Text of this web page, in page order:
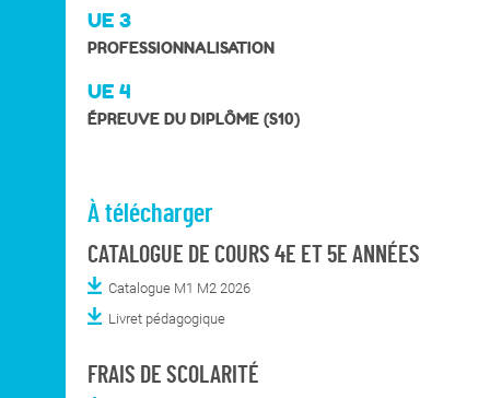
UE 3
PROFESSIONNALISATION
UE 4
ÉPREUVE DU DIPLÔME (S10)
À télécharger
CATALOGUE DE COURS 4E ET 5E ANNÉES
Catalogue M1 M2 2026
Livret pédagogique
FRAIS DE SCOLARITÉ